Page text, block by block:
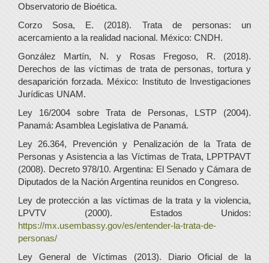
Observatorio de Bioética.
Corzo Sosa, E. (2018). Trata de personas: un
acercamiento a la realidad nacional. México: CNDH.
González Martín, N. y Rosas Fregoso, R. (2018).
Derechos de las víctimas de trata de personas, tortura y
desaparición forzada. México: Instituto de Investigaciones
Jurídicas UNAM.
Ley 16/2004 sobre Trata de Personas, LSTP (2004).
Panamá: Asamblea Legislativa de Panamá.
Ley 26.364, Prevención y Penalización de la Trata de
Personas y Asistencia a las Víctimas de Trata, LPPTPAVT
(2008). Decreto 978/10. Argentina: El Senado y Cámara de
Diputados de la Nación Argentina reunidos en Congreso.
Ley de protección a las víctimas de la trata y la violencia,
LPVTV (2000). Estados Unidos:
https://mx.usembassy.gov/es/entender-la-trata-de-
personas/
Ley General de Víctimas (2013). Diario Oficial de la